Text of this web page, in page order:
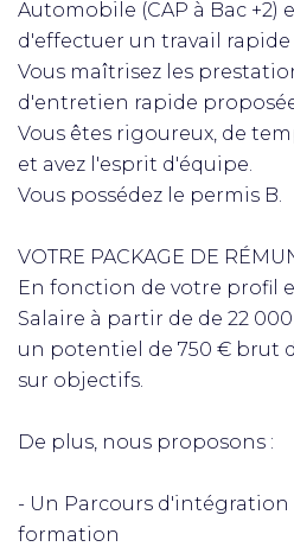
Automobile (CAP à Bac +2)
d'effectuer un travail
Vous maîtrisez les
d'entretien rapide
Vous êtes rigoureux, de
et avez l'esprit d'équipe.
Vous possédez le permis B.
VOTRE PACKAGE DE
En fonction de votre profil
Salaire à partir de de 22
un potentiel de 750 € brut
sur objectifs.
De plus, nous proposons :
- Un Parcours
formation